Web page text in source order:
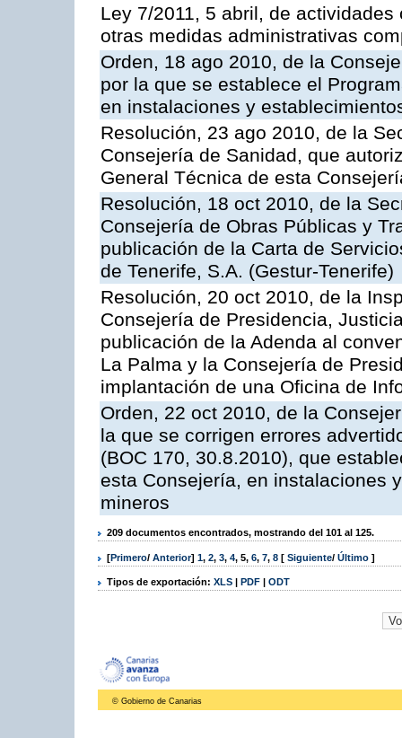
Ley 7/2011, 5 abril, de
otras medidas administrativas
Orden, 18 ago 2010, de la
por la que se establece el
en instalaciones y
Resolución, 23 ago 2010, de la
Consejería de Sanidad, que
General Técnica de esta
Resolución, 18 oct 2010, de la
Consejería de Obras Públicas y
publicación de la Carta de
de Tenerife, S.A. (Gestur-Tenerife)
Resolución, 20 oct 2010, de la
Consejería de Presidencia,
publicación de la Adenda al
La Palma y la Consejería de
implantación de una Oficina de
Orden, 22 oct 2010, de la
la que se corrigen errores
(BOC 170, 30.8.2010), que
esta Consejería, en instalaciones
mineros
209 documentos encontrados, mostrando del 101 al 125.
[Primero/ Anterior] 1, 2, 3, 4, 5, 6, 7, 8 [ Siguiente/ Último ]
Tipos de exportación: XLS | PDF | ODT
© Gobierno de Canarias